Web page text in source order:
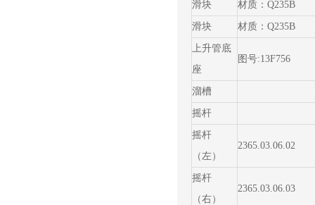
滑块 材质：Q235B
滑块 材质：Q235B
上升管底
座
图号:13F756
溜槽
摇杆
摇杆
（左）
2365.03.06.02
摇杆
（右）
2365.03.06.03